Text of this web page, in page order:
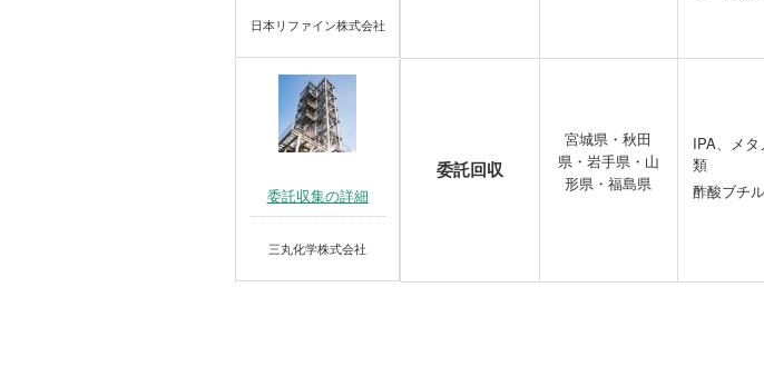
日本リファイン株式会社
委託収集の詳細
三丸化学株式会社
委託回収
宮城県・秋田
県・岩手県・山
形県・福島県
IPA、メ
類
酢酸ブチ